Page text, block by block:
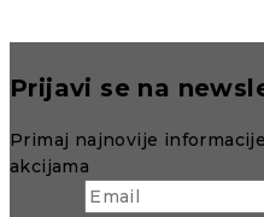
Prijavi se na
Primaj najnovije
akcijama